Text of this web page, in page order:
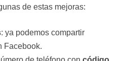
de estas mejoras:
: ya podemos compartir
Facebook.